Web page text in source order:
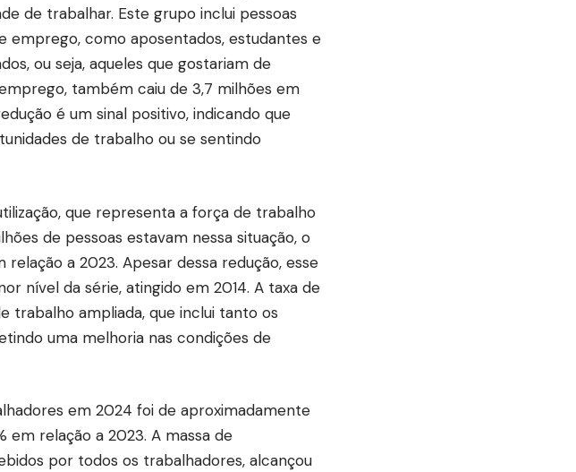
de trabalhar. Este grupo inclui pessoas
emprego, como aposentados, estudantes e
ou seja, aqueles que gostariam de
também caiu de 3,7 milhões em
é um sinal positivo, indicando que
de trabalho ou se sentindo
que representa a força de trabalho
de pessoas estavam nessa situação, o
a 2023. Apesar dessa redução, esse
nível da série, atingido em 2014. A taxa de
trabalho ampliada, que inclui tanto os
uma melhoria nas condições de
em 2024 foi de aproximadamente
em relação a 2023. A massa de
por todos os trabalhadores, alcançou